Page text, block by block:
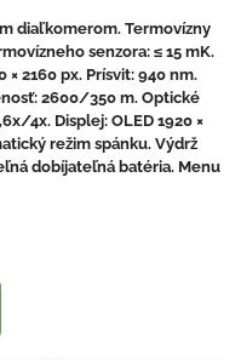
diaľkomerom. Termovízny
senzora: ≤ 15 mK.
2160 px. Prísvit: 940 nm.
2600/350 m. Optické
4x. Displej: OLED 1920 ×
režim spánku. Výdrž
dobíjateľná batéria. Menu